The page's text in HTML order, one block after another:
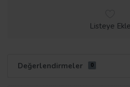
Listeye Ekle
Değerlendirmeler 0